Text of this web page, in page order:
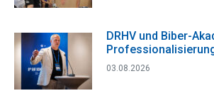
DRHV und Biber-
03.08.2026